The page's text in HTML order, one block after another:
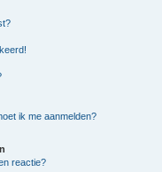
ik me aanmelden?
reactie?